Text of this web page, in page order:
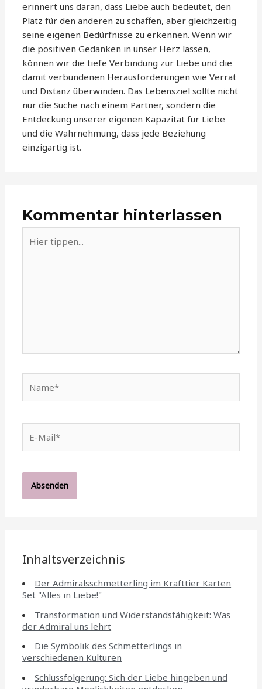
erinnert uns daran, dass Liebe auch bedeutet, den
Platz für den anderen zu schaffen, aber gleichzeitig
seine eigenen Bedürfnisse zu erkennen. Wenn wir
die positiven Gedanken in unser Herz lassen,
können wir die tiefe Verbindung zur Liebe und die
damit verbundenen Herausforderungen wie Verrat
und Distanz überwinden. Das Lebensziel sollte nicht
nur die Suche nach einem Partner, sondern die
Entdeckung unserer eigenen Kapazität für Liebe
und die Wahrnehmung, dass jede Beziehung
einzigartig ist.
Kommentar hinterlassen
tippen...
Mail*
Inhaltsverzeichnis
Der Admiralsschmetterling im Krafttier Karten
Set "Alles in Liebe!"
Transformation und Widerstandsfähigkeit: Was
der Admiral uns lehrt
Die Symbolik des Schmetterlings in
verschiedenen Kulturen
Schlussfolgerung: Sich der Liebe hingeben und